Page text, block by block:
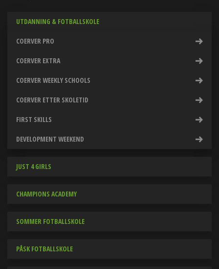
UTDANNING & FOTBALLSKOLE
COERVER PRO
COERVER EXTRA
COERVER WEEKLY SCHOOLS
COERVER ETTER SKOLETID
FIRST SKILLS
DEVELOPMENT WEEKEND
JUST 4 GIRLS
CHAMPIONS ACADEMY
SOMMER FOTBALLSKOLE
PÅSK FOTBALLSKOLE